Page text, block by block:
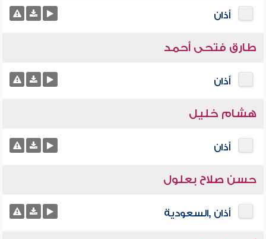
أذان
طارق فتحى أحمد
أذان
هشام خليل
أذان
حسن صلاح بعلول
أذان ,السعودية